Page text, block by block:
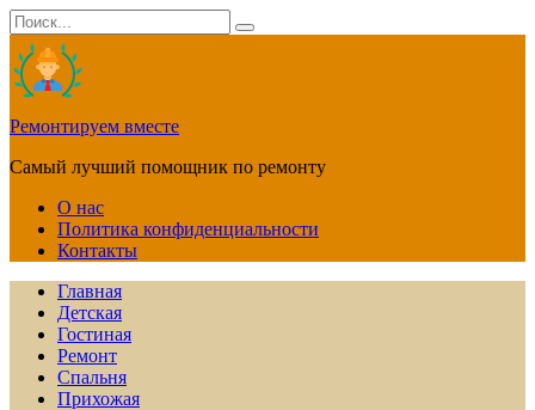
Перейти
к
содержанию
Search
for:
Ремонтируем вместе
Самый лучший помощник по ремонту
О нас
Политика конфиденциальности
Контакты
Главная
Детская
Гостиная
Ремонт
Спальня
Прихожая